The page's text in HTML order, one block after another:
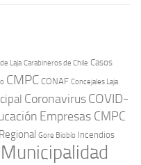
Laja Carabineros de Chile Casos
CMPC CONAF Concejales Laja
CoronavirusCOVID-
Empresas CMPC
Gore Biobío Incendios
Municipalidad